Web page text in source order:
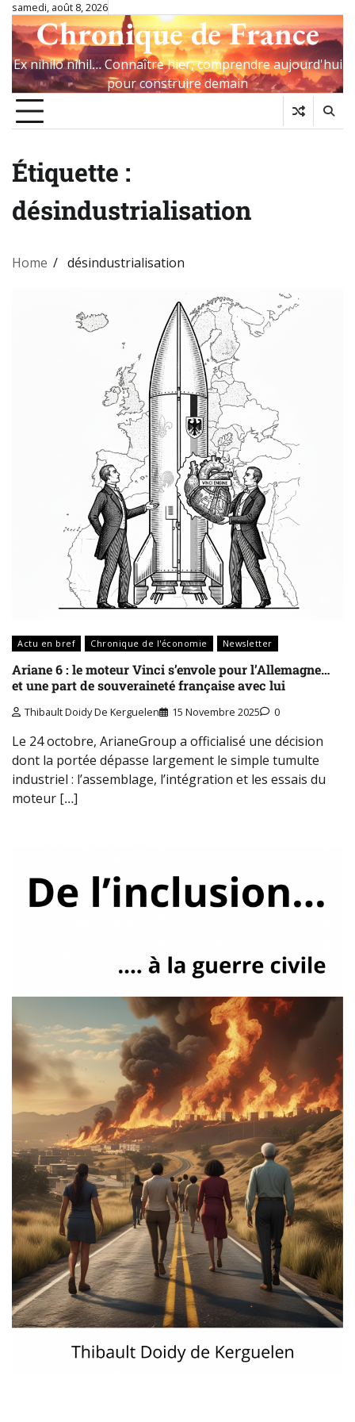
Skip
content
samedi, août 8, 2026
Chronique de France
Ex nihilo nihil… Connaître hier, comprendre aujourd'hui
pour construire demain
Étiquette :
désindustrialisation
Home désindustrialisation
Actu en bref Chronique de l'économie Newsletter
Ariane 6 : le moteur Vinci s’envole pour l’Allemagne…
et une part de souveraineté française avec lui
Thibault Doidy De Kerguelen 15 Novembre 2025 0
Le 24 octobre, ArianeGroup a officialisé une décision
dont la portée dépasse largement le simple tumulte
industriel : l’assemblage, l’intégration et les essais du
moteur […]